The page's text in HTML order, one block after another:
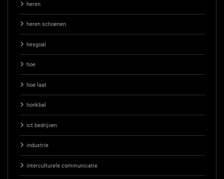
heren
heren schoenen
hesgoal
hoe
hoe laat
honkbal
ict bedrijven
industrie
interculturele communicatie